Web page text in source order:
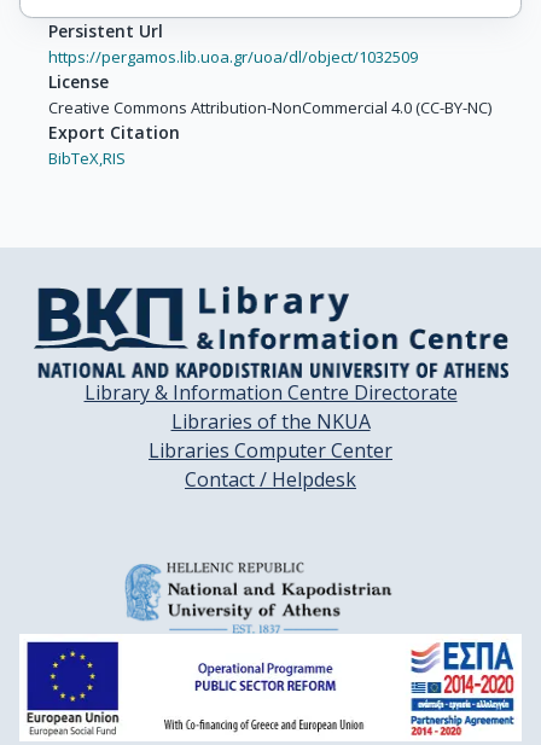
Persistent Url
https://pergamos.lib.uoa.gr/uoa/dl/object/1032509
License
Creative Commons Attribution-NonCommercial 4.0 (CC-BY-NC)
Export Citation
BibTeX,RIS
Library & Information Centre Directorate
Libraries of the NKUA
Libraries Computer Center
Contact / Helpdesk